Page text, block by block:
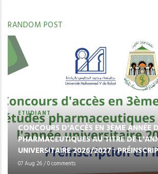
RANDOM POST
ETUDIANT
CONCOURS D'ACCÈS EN 3ÈME ANNÉE
PHARMACEUTIQUES AU TITRE DE
UNIVERSITAIRE 2026/2027 :
07 Aug 26/0 comments